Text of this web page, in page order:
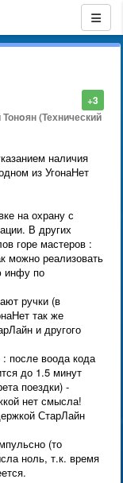
+3
(Технический
наличия
из УгонаНет
на охрану с
В других
горе мастеров :
можно реализовать
инфу по
ручки (в
так же
и другого
: после воода кода
до 1.5 минут
поездки) -
нет смысла!
СтарЛайн
(то
ноль, т.к. время